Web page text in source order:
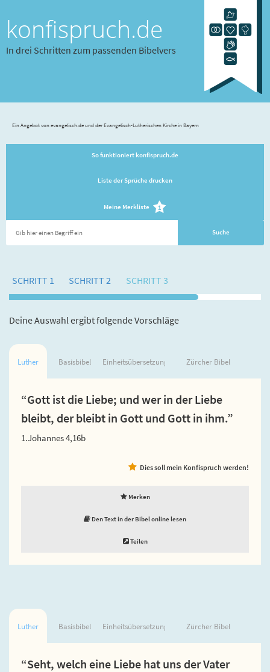
konfispruch.de
In drei Schritten zum passenden Bibelvers
Ein Angebot von evangelisch.de und der Evangelisch-Lutherischen Kirche in Bayern
So funktioniert konfispruch.de
Liste der Sprüche drucken
Meine Merkliste 1
SCHRITT 1 SCHRITT 2 SCHRITT 3
Deine Auswahl ergibt folgende Vorschläge
Luther Basisbibel Einheitsübersetzung Zürcher Bibel
“Gott ist die Liebe; und wer in der Liebe
bleibt, der bleibt in Gott und Gott in ihm.”
1.Johannes 4,16b
Dies soll mein Konfispruch werden!
Merken
Den Text in der Bibel online lesen
Teilen
Luther Basisbibel Einheitsübersetzung Zürcher Bibel
“Seht, welch eine Liebe hat uns der Vater